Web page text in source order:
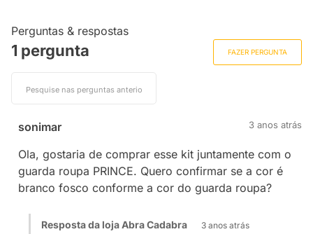
Perguntas & respostas
1 pergunta FAZER PERGUNTA
sonimar 3 anos atrás
Ola, gostaria de comprar esse kit juntamente com o
guarda roupa PRINCE. Quero confirmar se a cor é
branco fosco conforme a cor do guarda roupa?
Resposta da loja Abra Cadabra 3 anos atrás